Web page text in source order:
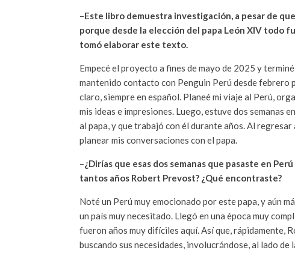
–Este libro demuestra investigación, a pesar de
porque desde la elección del papa León XIV todo
tomó elaborar este texto.
Empecé el proyecto a fines de mayo de 2025 y
mantenido contacto con Penguin Perú desde febrero
claro, siempre en español. Planeé mi viaje al Perú,
mis ideas e impresiones. Luego, estuve dos semanas
al papa, y que trabajó con él durante años. Al
planear mis conversaciones con el papa.
–¿Dirías que esas dos semanas que pasaste en
tantos años Robert Prevost? ¿Qué encontraste?
Noté un Perú muy emocionado por este papa, y aún
un país muy necesitado. Llegó en una época muy
fueron años muy difíciles aquí. Así que, rápidamente,
buscando sus necesidades, involucrándose, al lado de